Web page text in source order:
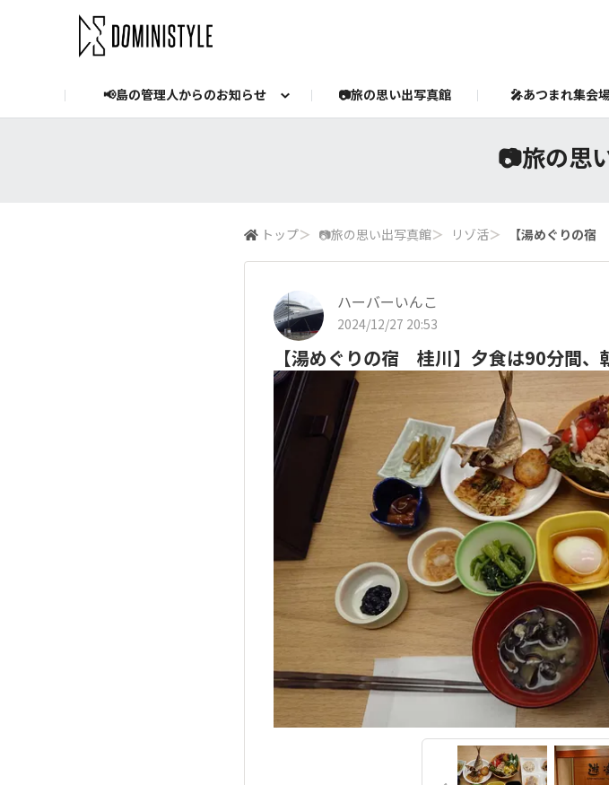
📢島の管理人からのお知らせ 📷️旅の思い出写真館 🎤あつまれ集会
📷️旅の思
トップ＞ 📷️旅の思い出写真館＞ リゾ活＞ 【湯めぐりの
ハーバーいんこ
2024/12/27 20:53
【湯めぐりの宿 桂川】夕食は90分間、